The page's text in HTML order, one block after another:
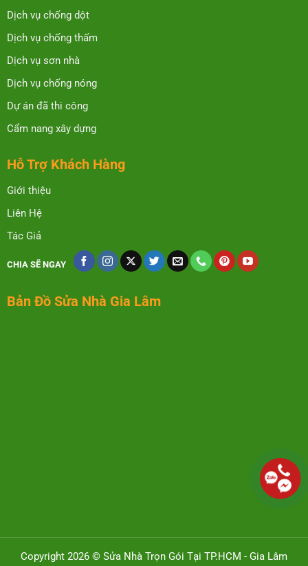
Dịch vụ chống dột
Dịch vụ chống thấm
Dịch vụ sơn nhà
Dịch vụ chống nóng
Dự án đã thi công
Cẩm nang xây dựng
Hỗ Trợ Khách Hàng
Giới thiệu
Liên Hệ
Tác Giả
CHIA SẼ NGAY
Bản Đồ Sửa Nhà Gia Lâm
Copyright 2026 © Sửa Nhà Trọn Gói Tại TP.HCM - Gia Lâm